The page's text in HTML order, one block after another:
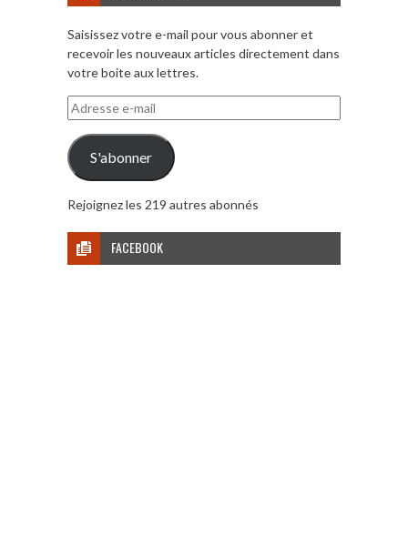
Saisissez votre e-mail pour vous abonner et
recevoir les nouveaux articles directement dans
votre boite aux lettres.
Adresse
e-
mail
S'abonner
Rejoignez les 219 autres abonnés
FACEBOOK